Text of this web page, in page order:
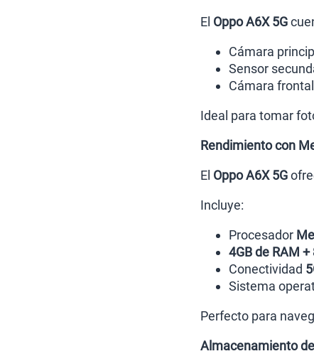
El Oppo A6X 5G
Cámara
Sensor
Cámara
Ideal para tomar
Rendimiento con
El Oppo A6X 5G
Incluye:
Procesador
4GB de RAM
Conectividad
Sistema
Perfecto para
Almacenamiento